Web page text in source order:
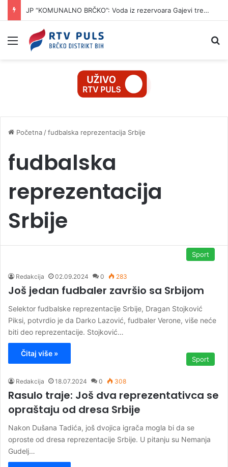
JP “KOMUNALNO BRČKO”: Voda iz rezervoara Gajevi trenutno nije za piće
Izbornik
Početna /fudbalska reprezentacija Srbije
fudbalska
reprezentacija
Srbije
Sport
Redakcija 02.09.2024 0 283
Još jedan fudbaler završio sa Srbijom
Selektor fudbalske reprezentacije Srbije, Dragan Stojković
Piksi, potvrdio je da Darko Lazović, fudbaler Verone, više neće
biti deo reprezentacije. Stojković…
Čitaj više »
Sport
Redakcija 18.07.2024 0 308
Rasulo traje: Još dva reprezentativca se
opraštaju od dresa Srbije
Nakon Dušana Tadića, još dvojica igrača mogla bi da se
oproste od dresa reprezentacije Srbije. U pitanju su Nemanja
Gudelj…